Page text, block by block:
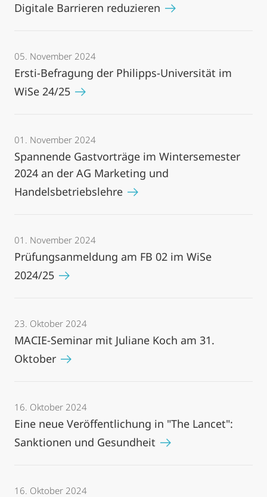
Digitale Barrieren reduzieren
05. November 2024
Ersti-Befragung der Philipps-Universität im
WiSe 24/25
01. November 2024
Spannende Gastvorträge im Wintersemester
2024 an der AG Marketing und
Handelsbetriebslehre
01. November 2024
Prüfungsanmeldung am FB 02 im WiSe
2024/25
23. Oktober 2024
MACIE-Seminar mit Juliane Koch am 31.
Oktober
16. Oktober 2024
Eine neue Veröffentlichung in "The Lancet":
Sanktionen und Gesundheit
16. Oktober 2024